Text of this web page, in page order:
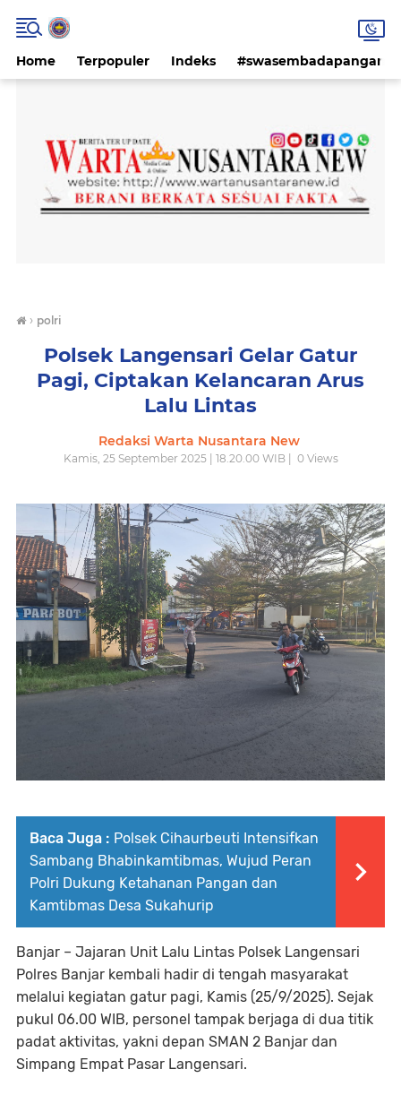
Home Terpopuler Indeks #swasembadapangan
› polri
Polsek Langensari Gelar Gatur
Pagi, Ciptakan Kelancaran Arus
Lalu Lintas
Redaksi Warta Nusantara New
Kamis, 25 September 2025 | 18.20.00 WIB | 0Views
Baca Juga : Polsek Cihaurbeuti Intensifkan
Sambang Bhabinkamtibmas, Wujud Peran
Polri Dukung Ketahanan Pangan dan
Kamtibmas Desa Sukahurip
Banjar – Jajaran Unit Lalu Lintas Polsek Langensari
Polres Banjar kembali hadir di tengah masyarakat
melalui kegiatan gatur pagi, Kamis (25/9/2025). Sejak
pukul 06.00 WIB, personel tampak berjaga di dua titik
padat aktivitas, yakni depan SMAN 2 Banjar dan
Simpang Empat Pasar Langensari.